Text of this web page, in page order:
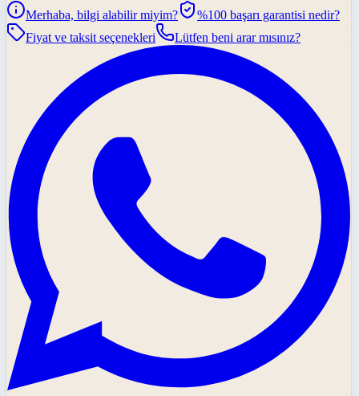
Merhaba, bilgi alabilir miyim?
%100 başarı garantisi nedir?
Fiyat ve taksit seçenekleri
Lütfen beni arar mısınız?